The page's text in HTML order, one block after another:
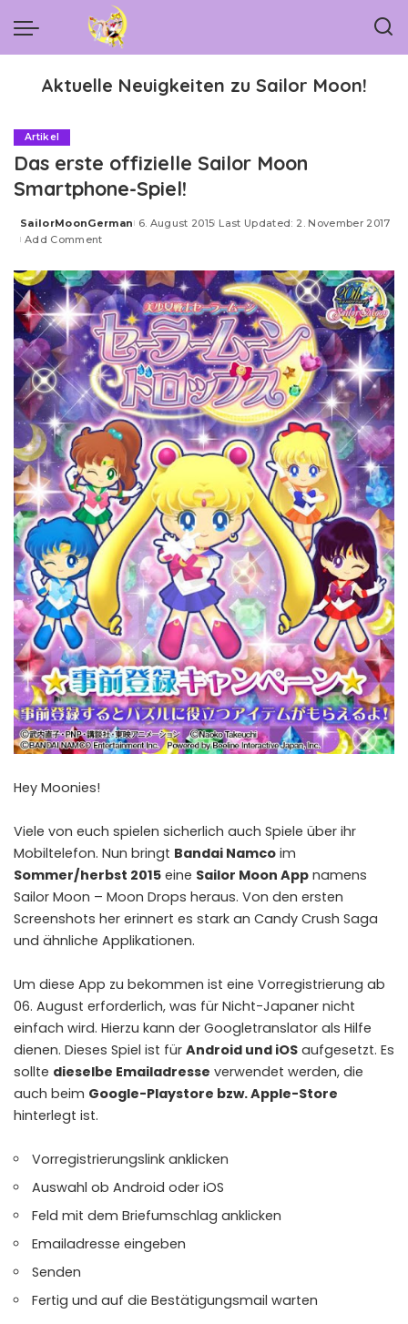
Aktuelle Neuigkeiten zu Sailor Moon!
Artikel
Das erste offizielle Sailor Moon
Smartphone-Spiel!
Posted
by
SailorMoonGerman 6. August 2015 Last Updated: 2. November 2017
Add Comment
Hey Moonies!
Viele von euch spielen sicherlich auch Spiele über ihr
Mobiltelefon. Nun bringt Bandai Namco im
Sommer/herbst 2015 eine Sailor Moon App namens
Sailor Moon – Moon Drops heraus. Von den ersten
Screenshots her erinnert es stark an Candy Crush Saga
und ähnliche Applikationen.
Um diese App zu bekommen ist eine Vorregistrierung ab
06. August erforderlich, was für Nicht-Japaner nicht
einfach wird. Hierzu kann der Googletranslator als Hilfe
dienen. Dieses Spiel ist für Android und iOS aufgesetzt. Es
sollte dieselbe Emailadresse verwendet werden, die
auch beim Google-Playstore bzw. Apple-Store
hinterlegt ist.
Vorregistrierungslink anklicken
Auswahl ob Android oder iOS
Feld mit dem Briefumschlag anklicken
Emailadresse eingeben
Senden
Fertig und auf die Bestätigungsmail warten